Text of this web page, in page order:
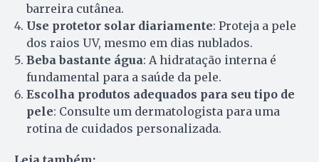
barreira cutânea.
Use protetor solar diariamente: Proteja a pele
dos raios UV, mesmo em dias nublados.
Beba bastante água: A hidratação interna é
fundamental para a saúde da pele.
Escolha produtos adequados para seu tipo de
pele: Consulte um dermatologista para uma
rotina de cuidados personalizada.